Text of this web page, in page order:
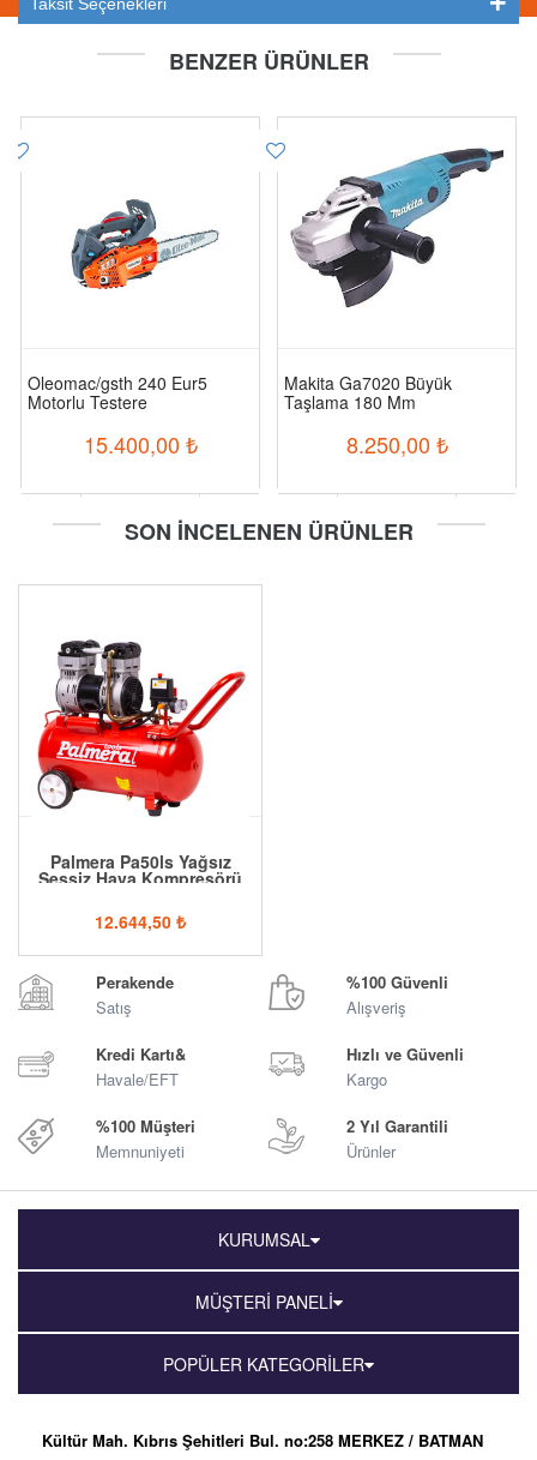
BENZER ÜRÜNLER
Oleomac/gsth 240 Eur5
Motorlu Testere
15.400,00 ₺
Makita Ga7020 Büyük
Taşlama 180 Mm
8.250,00 ₺
SON İNCELENEN ÜRÜNLER
Palmera Pa50ls Yağsız
Sessiz Hava Kompresörü
12.644,50 ₺
Perakende
Satış
%100 Güvenli
Alışveriş
Kredi Kartı&
Havale/EFT
Hızlı ve Güvenli
Kargo
%100 Müşteri
Memnuniyeti
2 Yıl Garantili
Ürünler
KURUMSAL
MÜŞTERİ PANELİ
POPÜLER KATEGORİLER
Kültür Mah. Kıbrıs Şehitleri Bul. no:258 MERKEZ / BATMAN